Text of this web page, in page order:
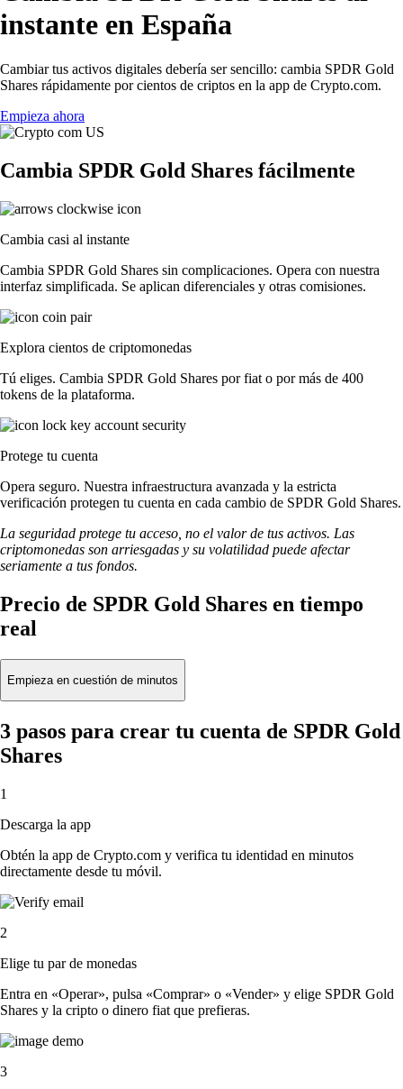
instante en España
Cambiar tus activos digitales debería ser sencillo: cambia SPDR Gold
Shares rápidamente por cientos de criptos en la app de Crypto.com.
Empieza ahora
Cambia SPDR Gold Shares fácilmente
Cambia casi al instante
Cambia SPDR Gold Shares sin complicaciones. Opera con nuestra
interfaz simplificada. Se aplican diferenciales y otras comisiones.
Explora cientos de criptomonedas
Tú eliges. Cambia SPDR Gold Shares por fiat o por más de 400
tokens de la plataforma.
Protege tu cuenta
Opera seguro. Nuestra infraestructura avanzada y la estricta
verificación protegen tu cuenta en cada cambio de SPDR Gold Shares.
La seguridad protege tu acceso, no el valor de tus activos. Las
criptomonedas son arriesgadas y su volatilidad puede afectar
seriamente a tus fondos.
Precio de SPDR Gold Shares en tiempo
real
Empieza en cuestión de minutos
3 pasos para crear tu cuenta de SPDR Gold
Shares
1
Descarga la app
Obtén la app de Crypto.com y verifica tu identidad en minutos
directamente desde tu móvil.
2
Elige tu par de monedas
Entra en «Operar», pulsa «Comprar» o «Vender» y elige SPDR Gold
Shares y la cripto o dinero fiat que prefieras.
3